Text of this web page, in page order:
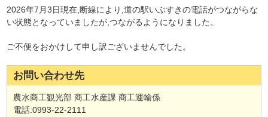
2026年7月3日現在,断線により,道の駅いぶすきの電話がつながらな
い状態となっていましたが,つながるようになりました。
ご不便をおかけして申し訳ございませんでした。
お問い合わせ先
農水商工観光部 商工水産課 商工運輸係
電話:0993-22-2111